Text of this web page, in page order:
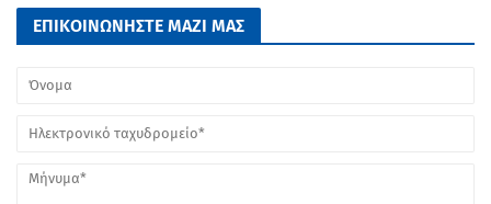
ΕΠΙΚΟΙΝΩΝΗΣΤΕ ΜΑΖΙ ΜΑΣ